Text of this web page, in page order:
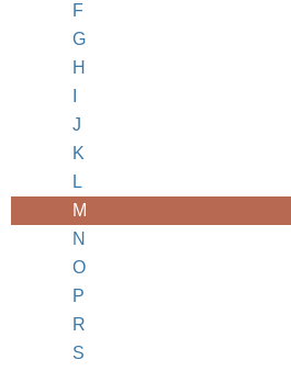
F
G
H
J
K
L
M
N
O
P
R
S